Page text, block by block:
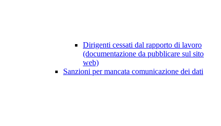
Dirigenti cessati dal rapporto di lavoro
(documentazione da pubblicare sul sito
web)
Sanzioni per mancata comunicazione dei dati